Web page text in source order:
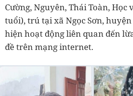
Cường, Nguyên, Thái Toàn, Học
tuổi), trú tại xã Ngọc Sơn,
hiện hoạt động liên quan đến
đề trên mạng internet.